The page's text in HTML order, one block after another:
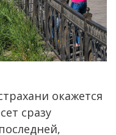
окажется
сразу